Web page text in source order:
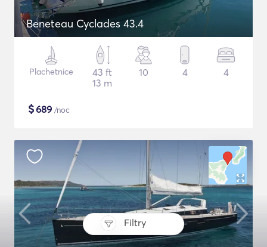
Filtry
Beneteau Cyclades 43.4
Plachetnice
43 ft
13 m
10 4 4
$689 /noc